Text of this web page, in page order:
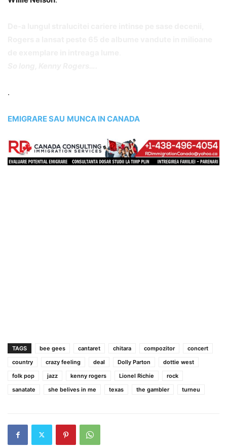
.
EMIGRARE SAU MUNCA IN CANADA
TAGS bee gees cantaret chitara compozitor
concert
country
crazy feeling deal Dolly Parton
dottie west
folk pop
jazz kenny rogers Lionel Richie
rock
sanatate
she belives in me texas the gambler turneu